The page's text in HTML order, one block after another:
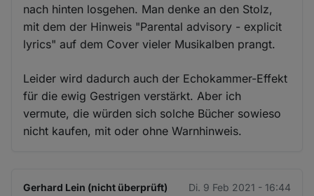
nach hinten losgehen. Man denke an den Stolz,
mit dem der Hinweis "Parental advisory - explicit
lyrics" auf dem Cover vieler Musikalben prangt.
Leider wird dadurch auch der Echokammer-Effekt
für die ewig Gestrigen verstärkt. Aber ich
vermute, die würden sich solche Bücher sowieso
nicht kaufen, mit oder ohne Warnhinweis.
Gerhard Lein (nicht überprüft) Di. 9 Feb 2021 - 16:44